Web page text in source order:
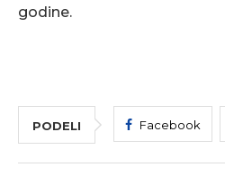
godine.
PODELI Facebook